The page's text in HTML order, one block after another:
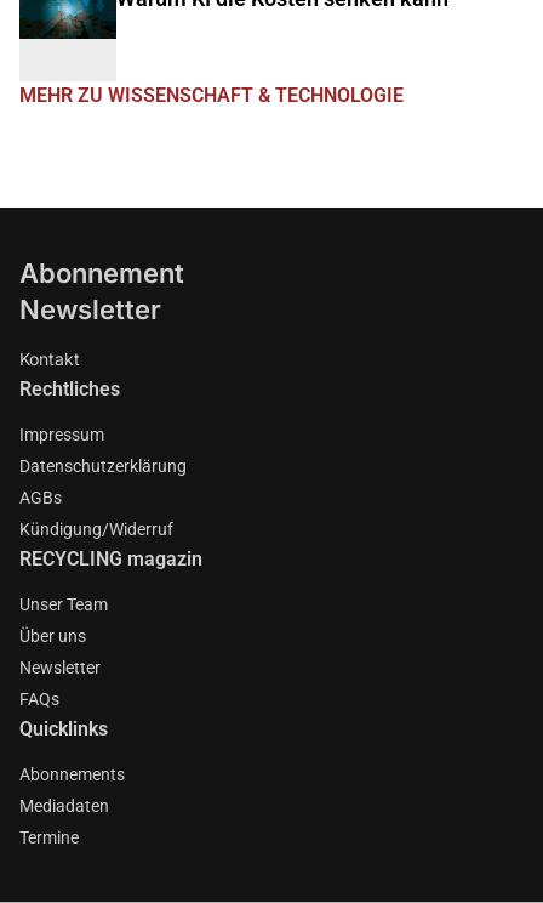
MEHR ZU WISSENSCHAFT & TECHNOLOGIE
Abonnement
Newsletter
Kontakt
Rechtliches
Impressum
Datenschutzerklärung
AGBs
Kündigung/Widerruf
RECYCLING magazin
Unser Team
Über uns
Newsletter
FAQs
Quicklinks
Abonnements
Mediadaten
Termine